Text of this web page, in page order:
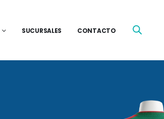
SUCURSALES CONTACTO